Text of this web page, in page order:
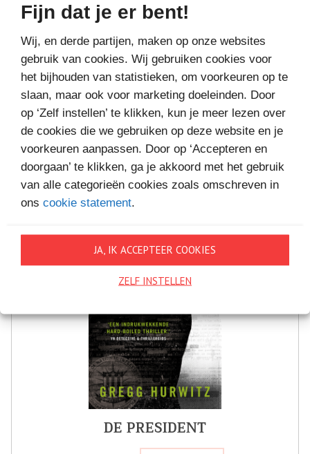
Fijn dat je er bent!
Wij, en derde partijen, maken op onze websites
gebruik van cookies. Wij gebruiken cookies voor
het bijhouden van statistieken, om voorkeuren op te
slaan, maar ook voor marketing doeleinden. Door
op ‘Zelf instellen’ te klikken, kun je meer lezen over
de cookies die we gebruiken op deze website en je
voorkeuren aanpassen. Door op ‘Accepteren en
doorgaan’ te klikken, ga je akkoord met het gebruik
van alle categorieën cookies zoals omschreven in
ons cookie statement.
JA, IK ACCEPTEER COOKIES
ZELF INSTELLEN
MEER BOEKEN VAN
VAKANTIELEZEN
DE PRESIDENT